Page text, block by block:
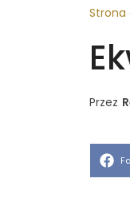
Strona
Przez